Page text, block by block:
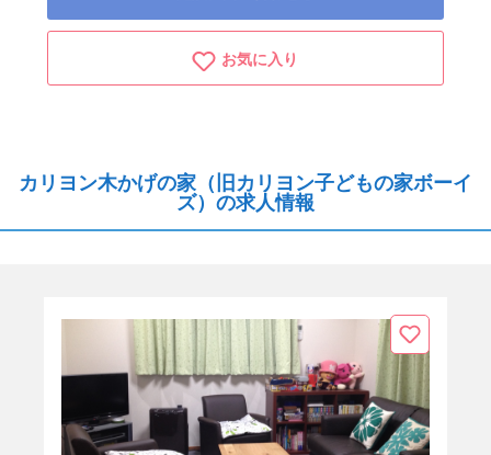
お気に入り
カリヨン木かげの家（旧カリヨン子どもの家ボーイ
ズ）の求人情報